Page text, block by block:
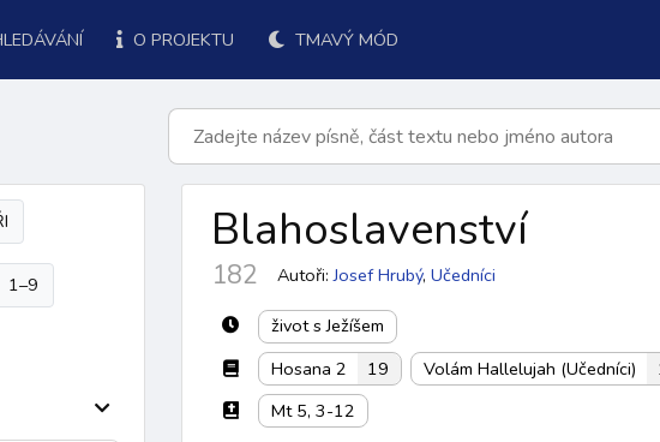
O PROJEKTU TMAVÝ MÓD
1–9
Blahoslavenství
182 Autoři: Josef Hrubý, Učedníci
život s Ježíšem
Hosana 2
19 Volám Hallelujah (Učedníci)
Mt 5, 3-12